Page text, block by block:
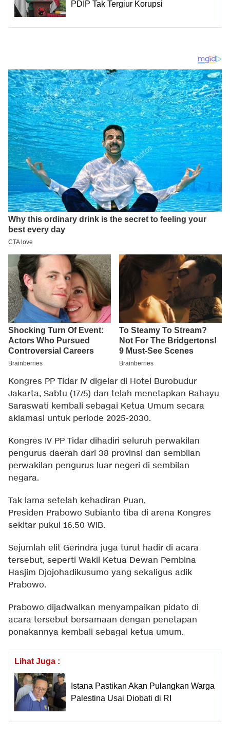
PDIP Tak Tergiur Korupsi
Kongres PP Tidar IV digelar di Hotel Burobudur
Jakarta, Sabtu (17/5) dan telah menetapkan Rahayu
Saraswati kembali sebagai Ketua Umum secara
aklamasi untuk periode 2025-2030.
Kongres IV PP Tidar dihadiri seluruh perwakilan
pengurus daerah dari 38 provinsi dan sembilan
perwakilan pengurus luar negeri di sembilan
negara.
Tak lama setelah kehadiran Puan,
Presiden Prabowo Subianto tiba di arena Kongres
sekitar pukul 16.50 WIB.
Sejumlah elit Gerindra juga turut hadir di acara
tersebut, seperti Wakil Ketua Dewan Pembina
Hasjim Djojohadikusumo yang sekaligus adik
Prabowo.
Prabowo dijadwalkan menyampaikan pidato di
acara tersebut bersamaan dengan penetapan
ponakannya kembali sebagai ketua umum.
Lihat Juga :
Istana Pastikan Akan Pulangkan Warga
Palestina Usai Diobati di RI